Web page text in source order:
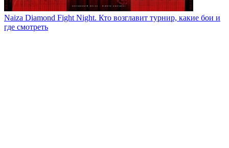
Naiza Diamond Fight Night. Кто возглавит турнир, какие бои и
где смотреть